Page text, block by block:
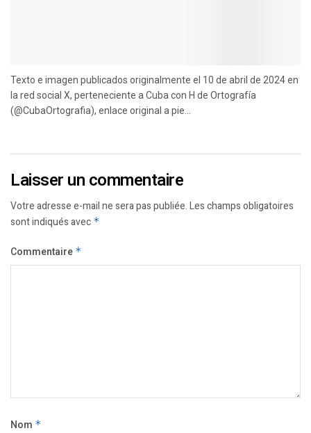
Texto e imagen publicados originalmente el 10 de abril de 2024 en
la red social X, perteneciente a Cuba con H de Ortografía
(@CubaOrtografia), enlace original a pie...
Laisser un commentaire
Votre adresse e-mail ne sera pas publiée.Les champs obligatoires
sont indiqués avec *
Commentaire *
Nom *